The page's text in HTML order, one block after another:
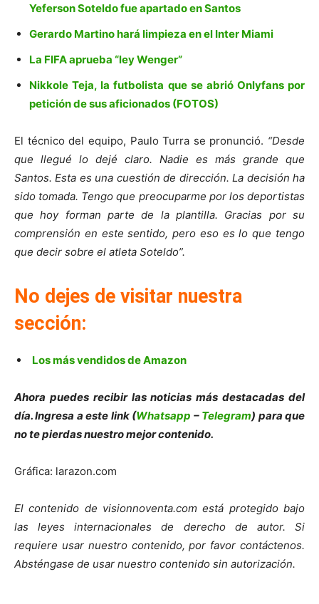
Yeferson Soteldo fue apartado en Santos
Gerardo Martino hará limpieza en el Inter Miami
La FIFA aprueba “ley Wenger”
Nikkole Teja, la futbolista que se abrió Onlyfans por
petición de sus aficionados (FOTOS)
El técnico del equipo, Paulo Turra se pronunció. “Desde
que llegué lo dejé claro. Nadie es más grande que
Santos. Esta es una cuestión de dirección. La decisión ha
sido tomada. Tengo que preocuparme por los deportistas
que hoy forman parte de la plantilla. Gracias por su
comprensión en este sentido, pero eso es lo que tengo
que decir sobre el atleta Soteldo”.
No dejes de visitar nuestra
sección:
Los más vendidos de Amazon
Ahora puedes recibir las noticias más destacadas del
día. Ingresa a este link (Whatsapp – Telegram) para que
no te pierdas nuestro mejor contenido.
Gráfica: larazon.com
El contenido de visionnoventa.com está protegido bajo
las leyes internacionales de derecho de autor. Si
requiere usar nuestro contenido, por favor contáctenos.
Absténgase de usar nuestro contenido sin autorización.